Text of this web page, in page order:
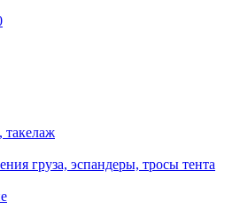
груза, эспандеры, тросы тента